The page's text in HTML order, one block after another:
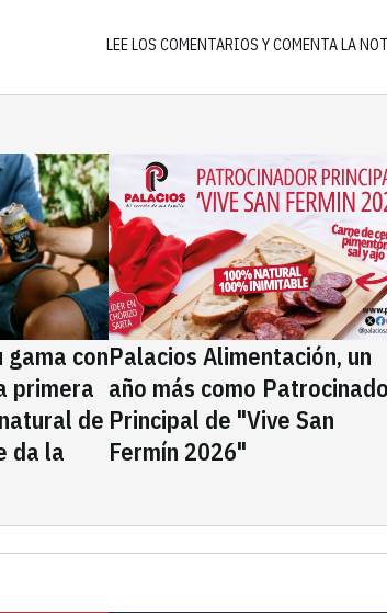
LEE LOS COMENTARIOS Y COMENTA LA
gama con
primera
de
da la
Palacios Alimentación, un
año más como
Principal de "Vive San
Fermín 2026"